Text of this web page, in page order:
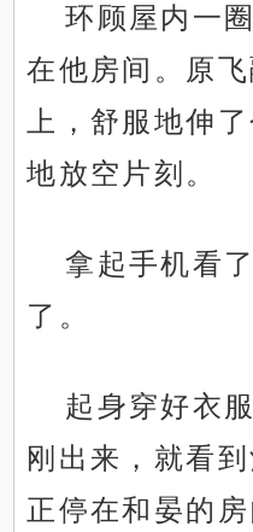
环顾屋内一
在他房间。原
上，舒服地伸
地放空片刻。
拿起手机看
了。
起身穿好衣
刚出来，就看
正停在和晏的